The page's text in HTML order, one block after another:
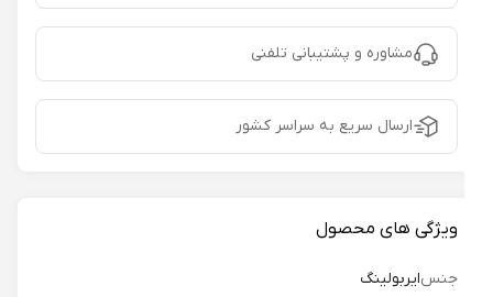
مشاوره و پشتیبانی تلفنی
ارسال سریع به سراسر کشور
ویژگی های محصول
جنسایربولینگ